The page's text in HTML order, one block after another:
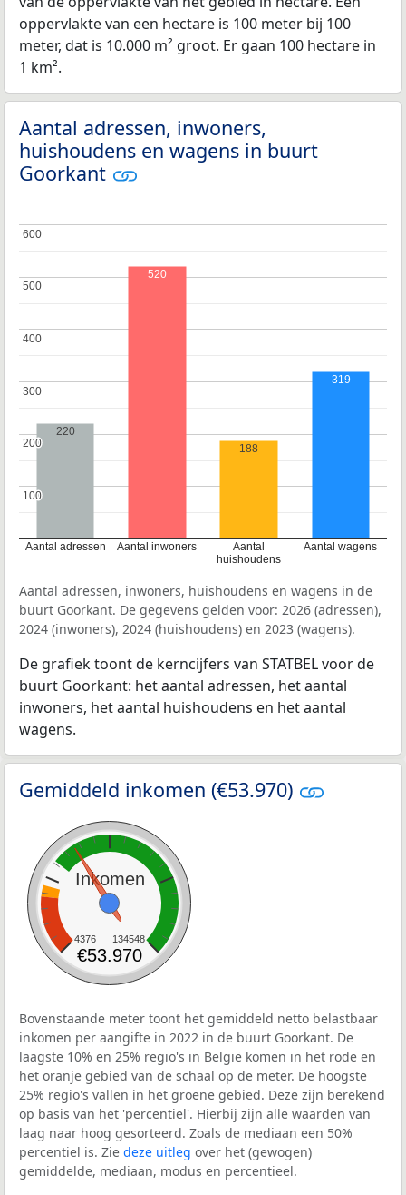
oppervlakte van een hectare is 100 meter bij 100
meter, dat is 10.000 m² groot. Er gaan 100 hectare in
1 km².
Aantal adressen, inwoners,
huishoudens en wagens in buurt
Goorkant
Aantal adressen Aantal inwoners
Aantal
huishoudens
Aantal wagens
100
100
200
200
300
300
400
400
500
500
600
600
220
520
188
319
Aantal adressen, inwoners, huishoudens en wagens in de
buurt Goorkant. De gegevens gelden voor: 2026 (adressen),
2024 (inwoners), 2024 (huishoudens) en 2023 (wagens).
De grafiek toont de kerncijfers van STATBEL voor de
buurt Goorkant: het aantal adressen, het aantal
inwoners, het aantal huishoudens en het aantal
wagens.
Gemiddeld inkomen (€53.970)
Inkomen
4376 134548
€53.970
Bovenstaande meter toont het gemiddeld netto belastbaar
inkomen per aangifte in 2022 in de buurt Goorkant. De
laagste 10% en 25% regio's in België komen in het rode en
het oranje gebied van de schaal op de meter. De hoogste
25% regio's vallen in het groene gebied. Deze zijn berekend
op basis van het 'percentiel'. Hierbij zijn alle waarden van
laag naar hoog gesorteerd. Zoals de mediaan een 50%
percentiel is. Zie deze uitleg over het (gewogen)
gemiddelde, mediaan, modus en percentieel.